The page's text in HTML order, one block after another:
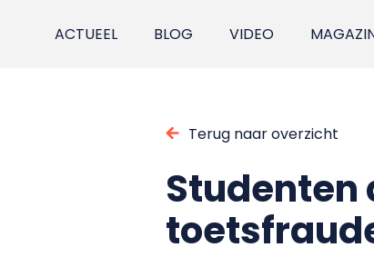
ACTUEEL BLOG VIDEO
Terug naar overzicht
Studenten